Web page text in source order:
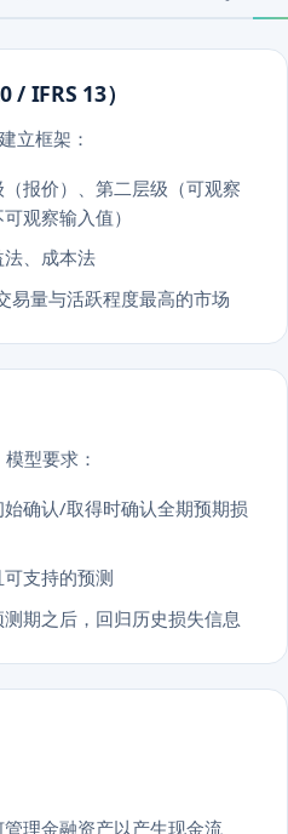
/ IFRS 13）
立框架：
报价）、第二层级（可观察
观察输入值）
、成本法
易量与活跃程度最高的市场
型要求：
始确认/取得时确认全期预期损
支持的预测
期之后，回归历史损失信息
管理金融资产以产生现金流